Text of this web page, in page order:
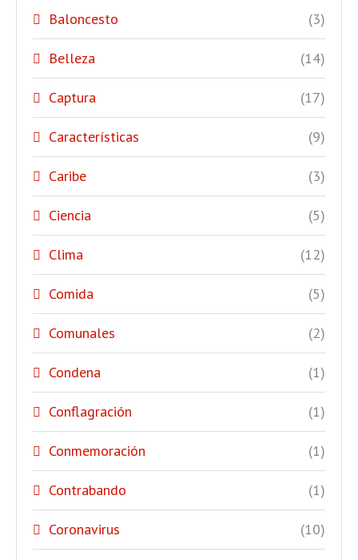
Baloncesto (3)
Belleza (14)
Captura (17)
Características (9)
Caribe (3)
Ciencia (5)
Clima (12)
Comida (5)
Comunales (2)
Condena (1)
Conflagración (1)
Conmemoración (1)
Contrabando (1)
Coronavirus (10)